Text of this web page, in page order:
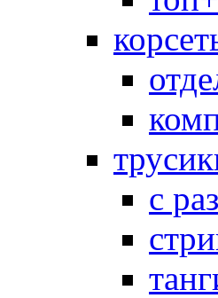
с